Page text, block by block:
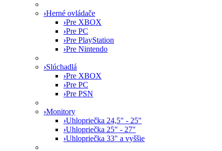
›Herné ovládače
›Pre XBOX
›Pre PC
›Pre PlayStation
›Pre Nintendo
›Slúchadlá
›Pre XBOX
›Pre PC
›Pre PSN
›Monitory
›Uhlopriečka 24,5" - 25"
›Uhlopriečka 25" - 27"
›Uhlopriečka 33" a vyššie